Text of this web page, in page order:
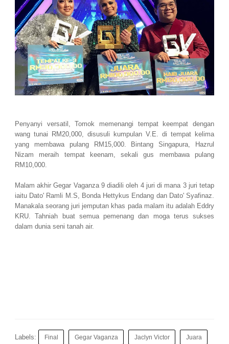
Penyanyi versatil, Tomok memenangi tempat keempat dengan
wang tunai RM20,000, disusuli kumpulan V.E. di tempat kelima
yang membawa pulang RM15,000. Bintang Singapura, Hazrul
Nizam meraih tempat keenam, sekali gus membawa pulang
RM10,000.
Malam akhir Gegar Vaganza 9 diadili oleh 4 juri di mana 3 juri tetap
iaitu Dato' Ramli M.S, Bonda Hettykus Endang dan Dato' Syafinaz.
Manakala seorang juri jemputan khas pada malam itu adalah Eddry
KRU. Tahniah buat semua pemenang dan moga terus sukses
dalam dunia seni tanah air.
Labels: Final Gegar Vaganza Jaclyn Victor Juara